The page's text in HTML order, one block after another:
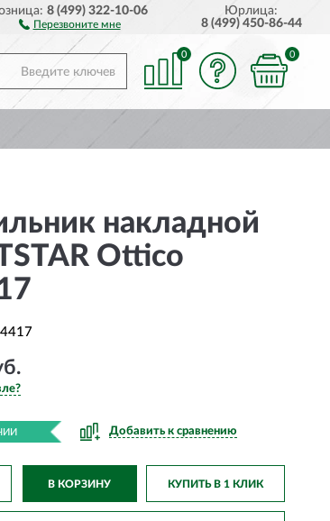
ДОСТАВИМ ПО ВСЕЙ РОССИИ
8 (499) 322-10-06
Перезвоните мне
Юрлица:
8 (499) 450-86-44
0 0
накладной
Ottico
Добавить к сравнению
В КОРЗИНУ КУПИТЬ В 1 КЛИК